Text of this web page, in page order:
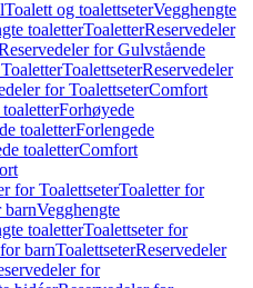
Toalett og toalettseterVegghengte
toaletterToaletterReservedeler
for Gulvstående
ToalettseterReservedeler
for ToalettseterComfort
Forhøyede
toaletterForlengede
toaletterComfort
for ToalettseterToaletter for
barnVegghengte
toaletterToalettseter for
barnToalettseterReservedeler
for